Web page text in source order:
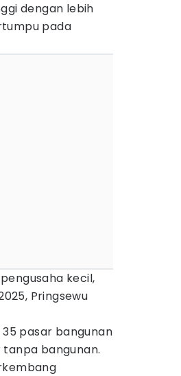
dengan lebih
pada
kecil,
Pringsewu
pasar bangunan
bangunan.